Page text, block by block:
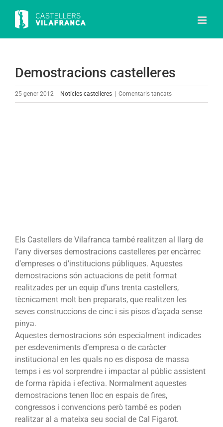
content
Demostracions castelleres
25 gener 2012 Notícies castelleres Comentaris tancatsa
Els Castellers de Vilafranca també realitzen al llarg de
l’any diverses demostracions castelleres per encàrrec
d’empreses o d’institucions públiques. Aquestes
demostracions són actuacions de petit format
realitzades per un equip d’uns trenta castellers,
tècnicament molt ben preparats, que realitzen les
seves construccions de cinc i sis pisos d’açada sense
pinya.
Aquestes demostracions són especialment indicades
per esdeveniments d’empresa o de caràcter
institucional en les quals no es disposa de massa
temps i es vol sorprendre i impactar al públic assistent
de forma ràpida i efectiva. Normalment aquestes
demostracions tenen lloc en espais de fires,
congressos i convencions però també es poden
realitzar al a mateixa seu social de Cal Figarot.